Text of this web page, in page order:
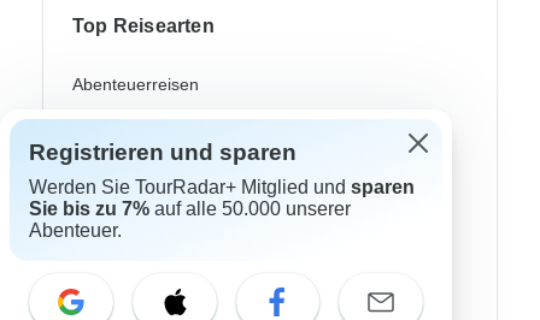
Top Reisearten
Abenteuerreisen
Flusskreuzfahrten
Trekking Reisen
Registrieren und sparen
Werden Sie TourRadar+ Mitglied und sparen
Sie bis zu 7% auf alle 50.000 unserer
Abenteuer.